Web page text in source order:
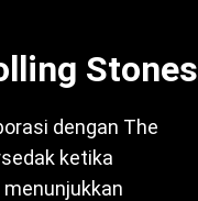
Stones
dengan The
ketika